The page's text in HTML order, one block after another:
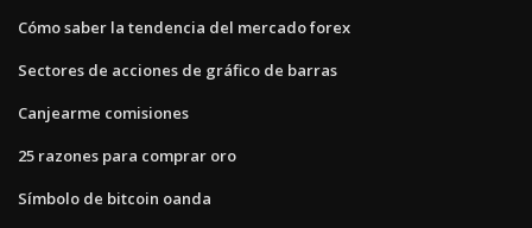
Cómo saber la tendencia del mercado forex
Sectores de acciones de gráfico de barras
Canjearme comisiones
25 razones para comprar oro
Símbolo de bitcoin oanda